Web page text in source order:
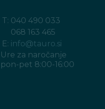
T: 040 490 033
068 163 465
E: info@tauro.si
Ure za naročanje
pon-pet 8:00-16:00